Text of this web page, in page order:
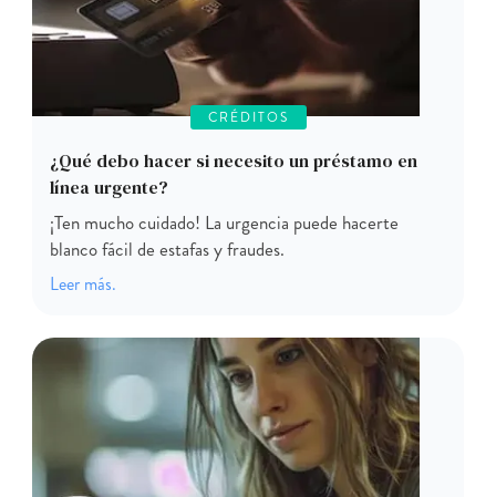
CRÉDITOS
¿Qué debo hacer si necesito un préstamo en
línea urgente?
¡Ten mucho cuidado! La urgencia puede hacerte
blanco fácil de estafas y fraudes.
Leer más.